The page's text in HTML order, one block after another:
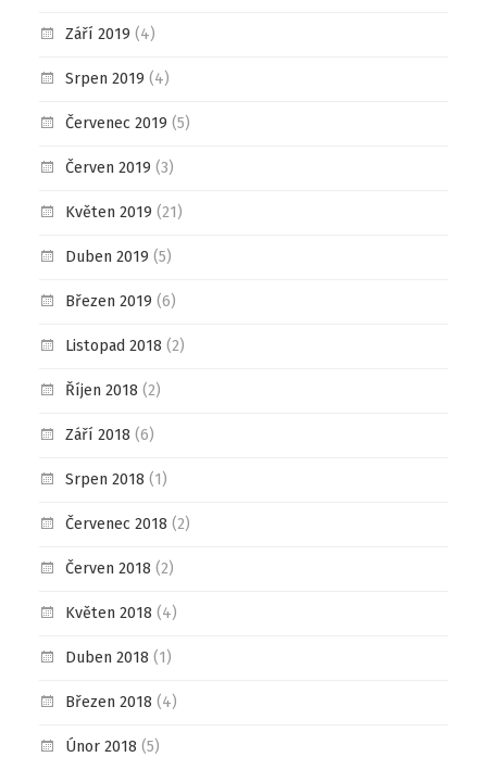
Září 2019 (4)
Srpen 2019 (4)
Červenec 2019 (5)
Červen 2019 (3)
Květen 2019 (21)
Duben 2019 (5)
Březen 2019 (6)
Listopad 2018 (2)
Říjen 2018 (2)
Září 2018 (6)
Srpen 2018 (1)
Červenec 2018 (2)
Červen 2018 (2)
Květen 2018 (4)
Duben 2018 (1)
Březen 2018 (4)
Únor 2018 (5)